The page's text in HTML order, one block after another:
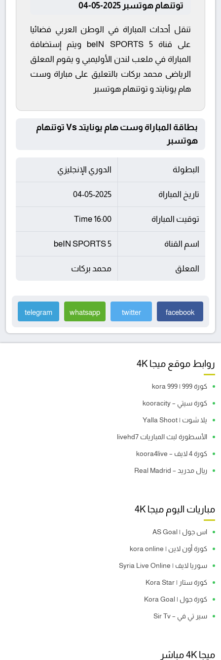
توتنهام هوتسبر 2025-05-04
تنقل أحداث المباراة في الوطن العربي فضائيا
على قناة beIN SPORTS 5 ويتم إستضافة
المباراة في ملعب لندن الأوليمبي و يقوم المعلق
الرياضى محمد بركات بالتعليق على مباراة وست
هام يونايتد و توتنهام هوتسبر
بطاقة المباراة وست هام يونايتد Vs توتنهام
هوتسبر
البطولة الدوري الإنجليزي
تاريخ المباراة 04-05-2025
توقيت المباراة 16:00 Time
اسم القناة beIN SPORTS 5
المعلق محمد بركات
facebook
twitter
whatsapp
telegram
روابط موقع ميجا 4K
كورة 999 | kora 999
كورة سيتي – kooracity
يلا شوت | Yalla Shoot
الأسطورة لبث المباريات livehd7
كورة 4 لايف – koora4live
ريال مدريد – Real Madrid
مباريات اليوم ميجا 4K
اس جول | AS Goal
كورة أون لاين | kora online
سوريا لايف | Syria Live Online
كورة ستار | Kora Star
كورة جول | Kora Goal
سير تي في – Sir Tv
ميجا 4K مباشر